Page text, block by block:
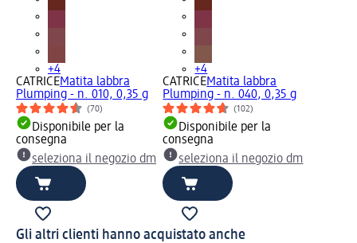
+4
CATRICEMatita labbra
Plumping - n. 010, 0,35 g
(70)
Disponibile per la
consegna
seleziona il negozio dm
+4
CATRICEMatita labbra
Plumping - n. 040, 0,35 g
(102)
Disponibile per la
consegna
seleziona il negozio dm
Gli altri clienti hanno acquistato anche